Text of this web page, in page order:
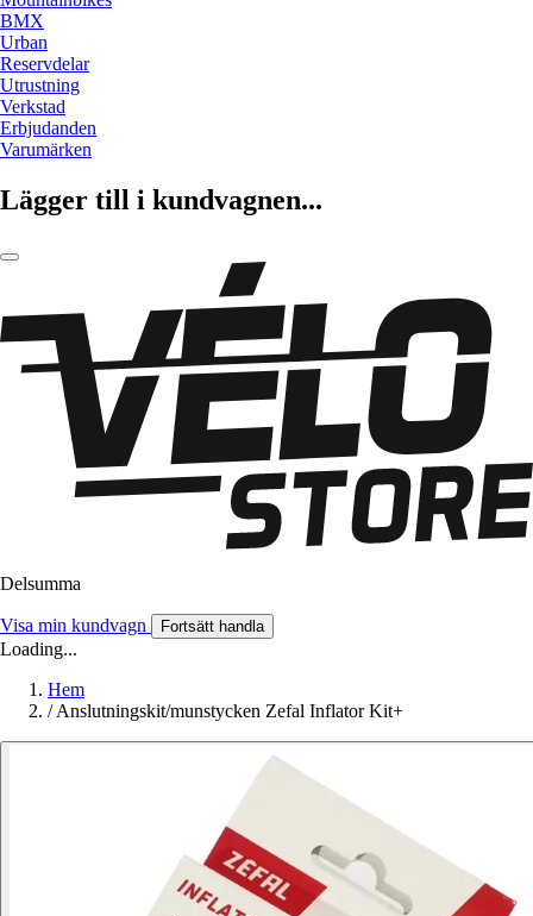
BMX
Urban
Reservdelar
Utrustning
Verkstad
Erbjudanden
Varumärken
Lägger till i kundvagnen...
Delsumma
Visa min kundvagn Fortsätt handla
Loading...
Hem
/Anslutningskit/munstycken Zefal Inflator Kit+